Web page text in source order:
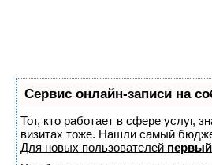
Сервис онлайн-записи на
Тот, кто работает в сфере услуг,
визитах тоже. Нашли самый
Для новых пользователей